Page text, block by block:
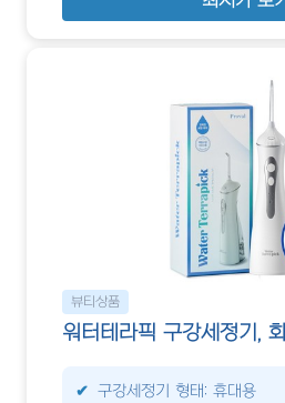
뷰티상품
워터테라픽 구강세정기,
구강세정기 형태: 휴대용